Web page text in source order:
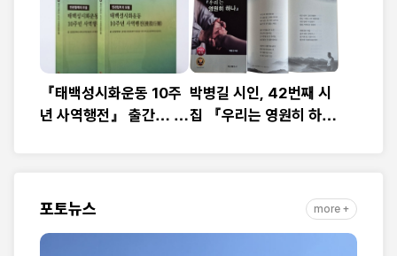
『태백성시화운동 10주
년 사역행전』 출간… 교
박병길 시인, 42번째 시
집 『우리는 영원히 하
포토뉴스 more +